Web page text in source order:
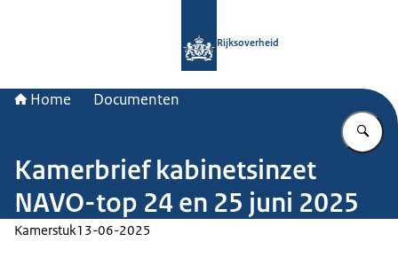
Rijksoverheid
Home Documenten
Kamerbrief kabinetsinzet
NAVO-top 24 en 25 juni 2025
Kamerstuk13-06-2025